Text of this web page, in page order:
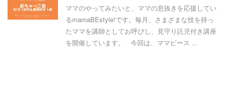
ママのやってみたいと、ママの息抜きを応援してい
るmamaBEstyle!です。毎月、さまざまな技を持っ
たママを講師としてお呼びし、見守り託児付き講座
を開催しています。 今回は、ママビース ...